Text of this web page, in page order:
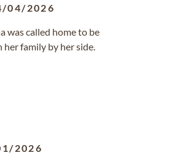
04/2026
was called home to be
family by her side.
2026